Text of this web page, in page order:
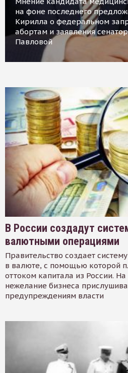
на фоне последнего
Кирилла о федеральном
абортам и заявления
Павловой
В России создадут
валютными операциями
Правительство создает
в валюте, с помощью которой
оттоком капитала из России.
нежелание бизнеса
предупреждениям власти